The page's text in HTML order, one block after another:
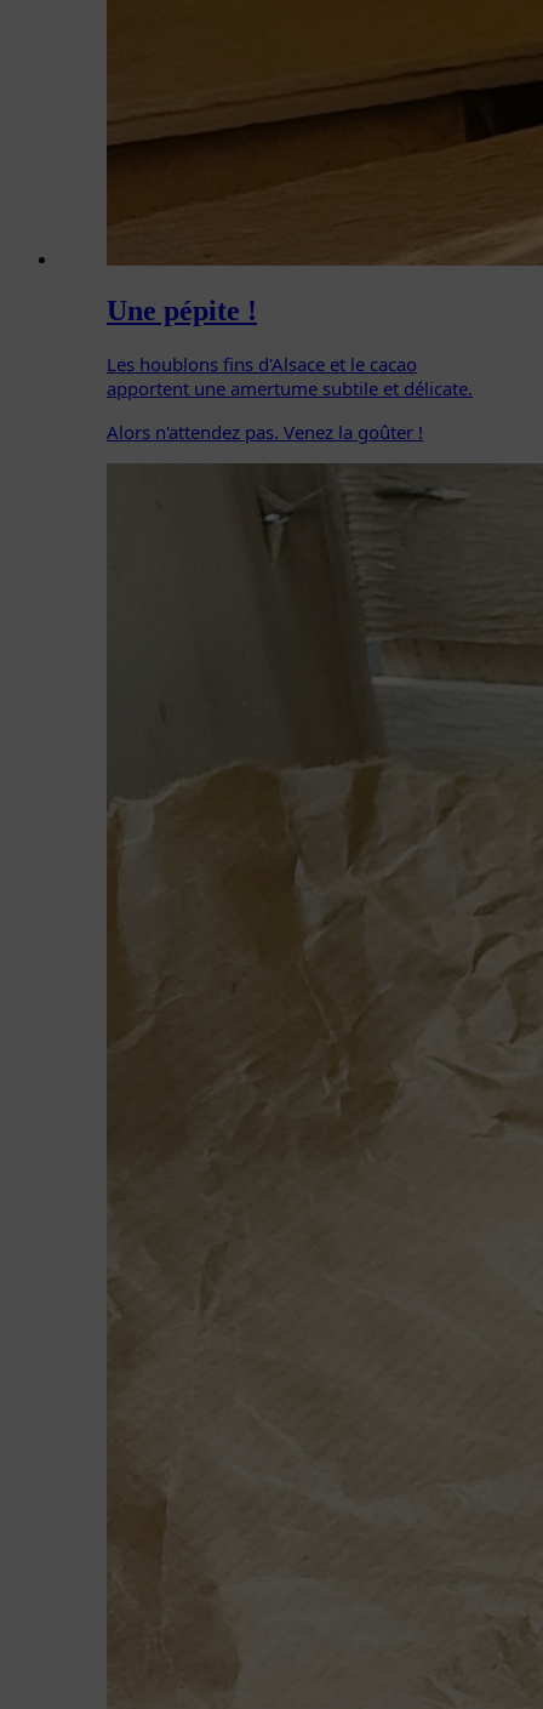
Une pépite !
Les houblons fins d'Alsace et le cacao
apportent une amertume subtile et délicate.
Alors n'attendez pas. Venez la goûter !